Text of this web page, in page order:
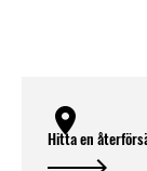
Hitta en